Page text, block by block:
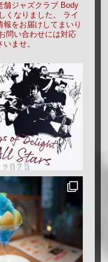
舗ジャズクラブ Body
くなりました。
ライ
をお届けしてまいり
問い合わせには対応
ませ。